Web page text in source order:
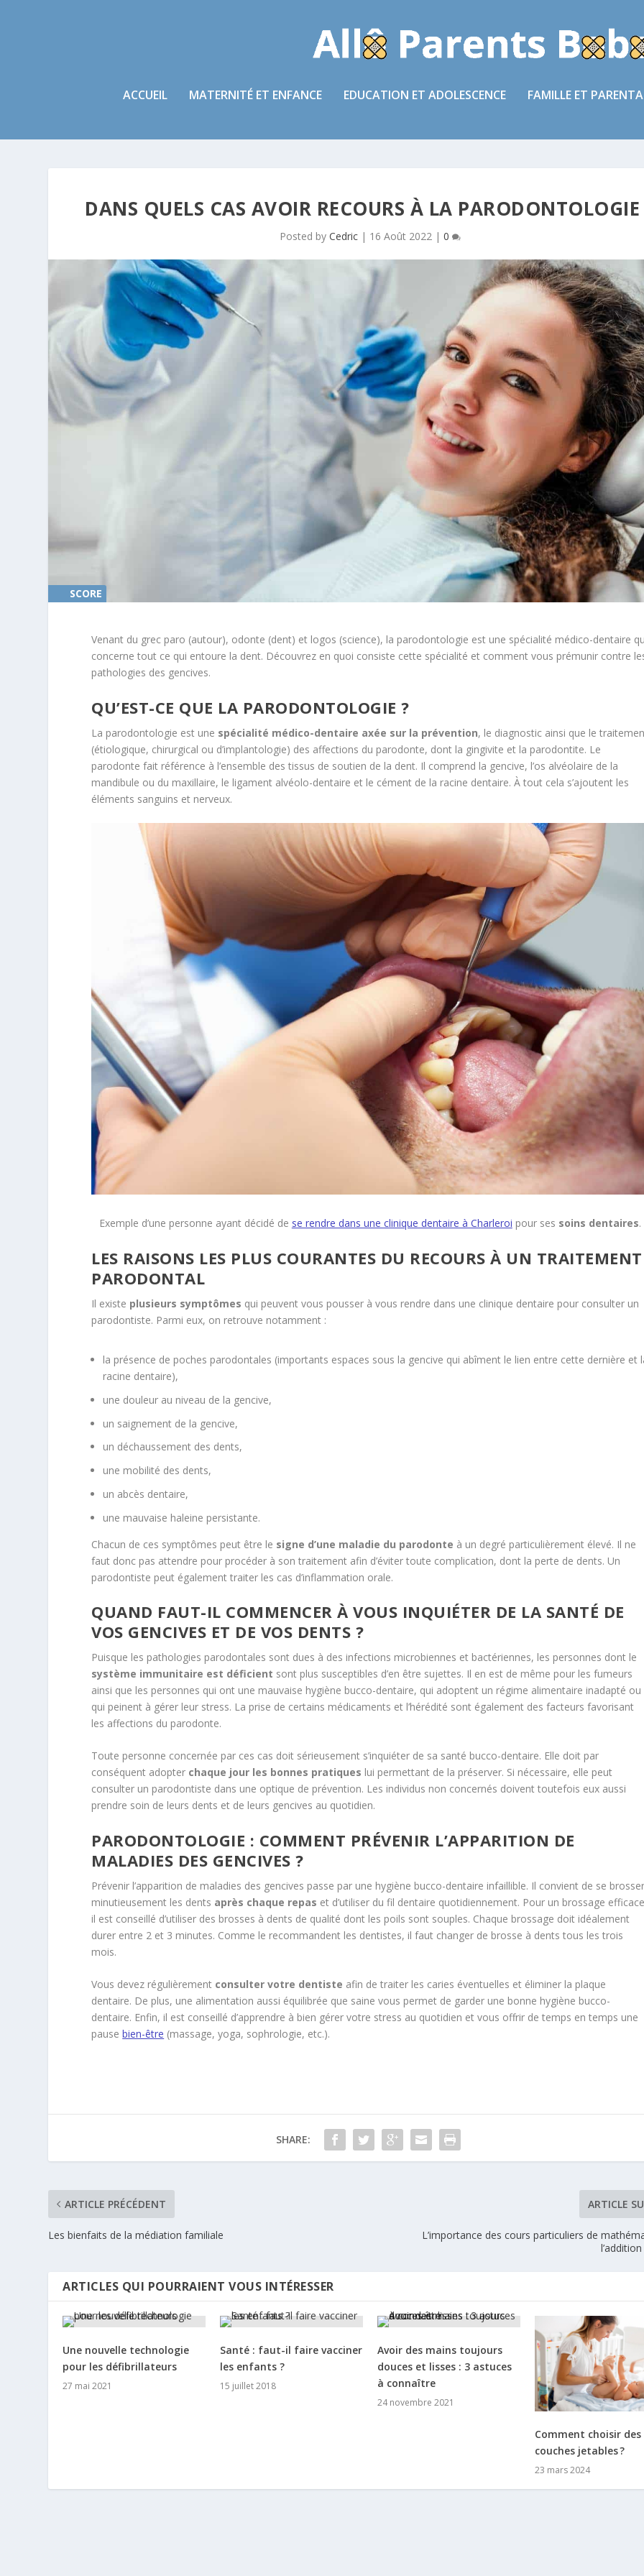
ACCUEIL MATERNITÉ ET ENFANCE EDUCATION ET ADOLESCENCE FAMILLE ET
DANS QUELS CAS AVOIR RECOURS À LA
Posted by Cedric| 16 Août 2022| 0
SCORE
Venant du grec paro (autour), odonte (dent) et logos (science), la parodontologie est une spécialité médico-dentaire
concerne tout ce qui entoure la dent. Découvrez en quoi consiste cette spécialité et comment vous prémunir contre
pathologies des gencives.
QU’EST-CE QUE LA PARODONTOLOGIE ?
La parodontologie est une spécialité médico-dentaire axée sur la prévention, le diagnostic ainsi que le
(étiologique, chirurgical ou d’implantologie) des affections du parodonte, dont la gingivite et la parodontite. Le
parodonte fait référence à l’ensemble des tissus de soutien de la dent. Il comprend la gencive, l’os alvéolaire de la
mandibule ou du maxillaire, le ligament alvéolo-dentaire et le cément de la racine dentaire. À tout cela s’ajoutent les
éléments sanguins et nerveux.
Exemple d’une personne ayant décidé de se rendre dans une clinique dentaire à Charleroi pour ses soins dentaires.
LES RAISONS LES PLUS COURANTES DU RECOURS À UN TRAITEMENT
PARODONTAL
Il existe plusieurs symptômes qui peuvent vous pousser à vous rendre dans une clinique dentaire pour consulter un
parodontiste. Parmi eux, on retrouve notamment :
la présence de poches parodontales (importants espaces sous la gencive qui abîment le lien entre cette dernière et
racine dentaire),
une douleur au niveau de la gencive,
un saignement de la gencive,
un déchaussement des dents,
une mobilité des dents,
un abcès dentaire,
une mauvaise haleine persistante.
Chacun de ces symptômes peut être le signe d’une maladie du parodonte à un degré particulièrement élevé. Il ne
faut donc pas attendre pour procéder à son traitement afin d’éviter toute complication, dont la perte de dents. Un
parodontiste peut également traiter les cas d’inflammation orale.
QUAND FAUT-IL COMMENCER À VOUS INQUIÉTER DE LA SANTÉ DE
VOS GENCIVES ET DE VOS DENTS ?
Puisque les pathologies parodontales sont dues à des infections microbiennes et bactériennes, les personnes dont le
système immunitaire est déficient sont plus susceptibles d’en être sujettes. Il en est de même pour les fumeurs
ainsi que les personnes qui ont une mauvaise hygiène bucco-dentaire, qui adoptent un régime alimentaire inadapté ou
qui peinent à gérer leur stress. La prise de certains médicaments et l’hérédité sont également des facteurs favorisant
les affections du parodonte.
Toute personne concernée par ces cas doit sérieusement s’inquiéter de sa santé bucco-dentaire. Elle doit par
conséquent adopter chaque jour les bonnes pratiques lui permettant de la préserver. Si nécessaire, elle peut
consulter un parodontiste dans une optique de prévention. Les individus non concernés doivent toutefois eux aussi
prendre soin de leurs dents et de leurs gencives au quotidien.
PARODONTOLOGIE : COMMENT PRÉVENIR L’APPARITION DE
MALADIES DES GENCIVES ?
Prévenir l’apparition de maladies des gencives passe par une hygiène bucco-dentaire infaillible. Il convient de se
minutieusement les dents après chaque repas et d’utiliser du fil dentaire quotidiennement. Pour un brossage
il est conseillé d’utiliser des brosses à dents de qualité dont les poils sont souples. Chaque brossage doit idéalement
durer entre 2 et 3 minutes. Comme le recommandent les dentistes, il faut changer de brosse à dents tous les trois
mois.
Vous devez régulièrement consulter votre dentiste afin de traiter les caries éventuelles et éliminer la plaque
dentaire. De plus, une alimentation aussi équilibrée que saine vous permet de garder une bonne hygiène bucco-
dentaire. Enfin, il est conseillé d’apprendre à bien gérer votre stress au quotidien et vous offrir de temps en temps une
pausebien-être (massage, yoga, sophrologie, etc.).
SHARE:
ARTICLE PRÉCÉDENT
Les bienfaits de la médiation familiale
ARTICLE
L’importance des cours particuliers de
ARTICLES QUI POURRAIENT VOUS INTÉRESSER
Une nouvelle technologie
pour les défibrillateurs
27 mai 2021
Santé : faut-il faire vacciner
les enfants ?
15 juillet 2018
Avoir des mains toujours
douces et lisses : 3 astuces
à connaître
24 novembre 2021
Comment choisir des
couches jetables ?
23 mars 2024